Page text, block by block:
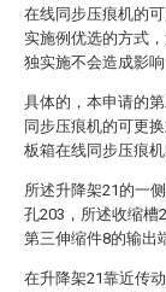
在线同步压痕机的
实施例优选的方式
独实施不会造成影响
具体的，本申请的
同步压痕机的可更
板箱在线同步压痕
所述升降架21的一
孔203，所述收缩槽
第三伸缩件8的输出
在升降架21靠近传